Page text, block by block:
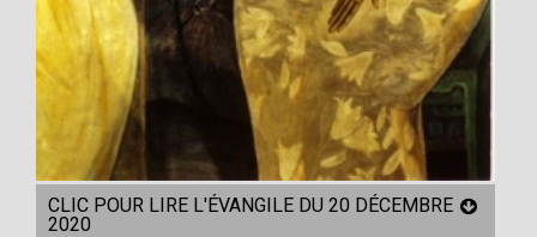
CLIC POUR LIRE L'ÉVANGILE DU 20 DÉCEMBRE
2020